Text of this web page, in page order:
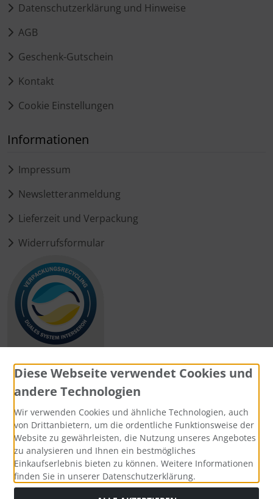
Datenschutzerklärung und Hinweise
AGB
Geschenk-Gutschein
Kontakt
Cookie Einstellungen
Informationen
Impressum
Newsletteranmeldung
Lieferzeit und Verpackung
Widerrufsformular
Zahlungsmethoden
Social Media
Diese Webseite verwendet Cookies und
andere Technologien
Wir verwenden Cookies und ähnliche Technologien, auch
von Drittanbietern, um die ordentliche Funktionsweise der
Website zu gewährleisten, die Nutzung unseres Angebotes
zu analysieren und Ihnen ein bestmögliches
Einkaufserlebnis bieten zu können. Weitere Informationen
finden Sie in unserer Datenschutzerklärung.